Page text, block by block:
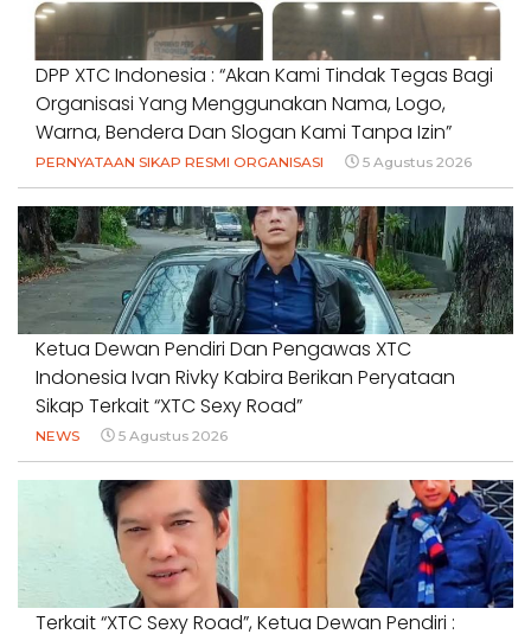
DPP XTC Indonesia : “Akan Kami Tindak Tegas Bagi
Organisasi Yang Menggunakan Nama, Logo,
Warna, Bendera Dan Slogan Kami Tanpa Izin”
PERNYATAAN SIKAP RESMI ORGANISASI 5 Agustus 2026
Ketua Dewan Pendiri Dan Pengawas XTC
Indonesia Ivan Rivky Kabira Berikan Peryataan
Sikap Terkait “XTC Sexy Road”
NEWS 5 Agustus 2026
Terkait “XTC Sexy Road”, Ketua Dewan Pendiri :